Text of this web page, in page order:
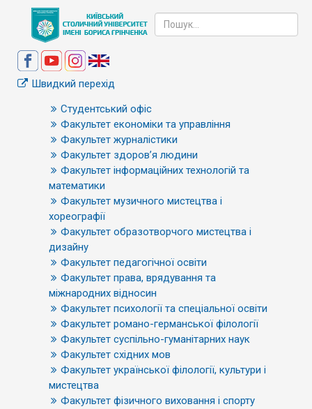
Швидкий перехід
Студентський офіс
Факультет економіки та управління
Факультет журналістики
Факультет здоров’я людини
Факультет інформаційних технологій та
математики
Факультет музичного мистецтва і
хореографії
Факультет образотворчого мистецтва і
дизайну
Факультет педагогічної освіти
Факультет права, врядування та
міжнародних відносин
Факультет психології та спеціальної освіти
Факультет романо-германської філології
Факультет суспільно-гуманітарних наук
Факультет східних мов
Факультет української філології, культури і
мистецтва
Факультет фізичного виховання і спорту